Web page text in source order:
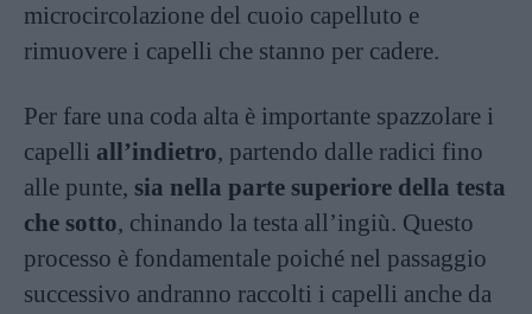
microcircolazione del cuoio capelluto e
rimuovere i capelli che stanno per cadere.
Per fare una coda alta è importante spazzolare i
capelli all’indietro, partendo dalle radici fino
alle punte, sia nella parte superiore della testa
che sotto, chinando la testa all’ingiù. Questo
processo è fondamentale poiché nel passaggio
successivo andranno raccolti i capelli anche da